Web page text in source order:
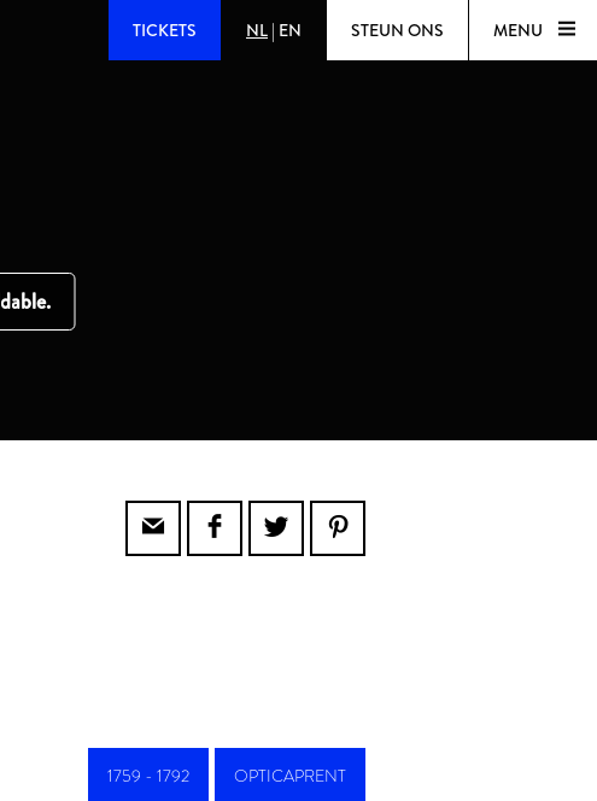
TICKETS NL | EN STEUN ONS MENU
1759 - 1792 OPTICAPRENT